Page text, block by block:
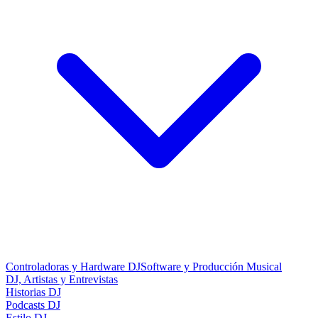
Controladoras y Hardware DJSoftware y Producción Musical
DJ, Artistas y Entrevistas
Historias DJ
Podcasts DJ